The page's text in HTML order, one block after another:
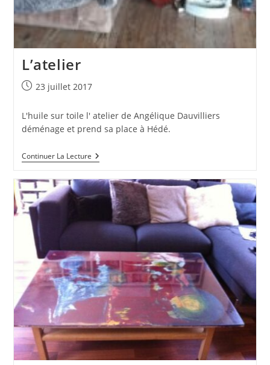
L’atelier
Publication
23 juillet 2017
L'huile sur toile l' atelier de Angélique Dauvilliers
déménage et prend sa place à Hédé.
Continuer La LectureL’atelier